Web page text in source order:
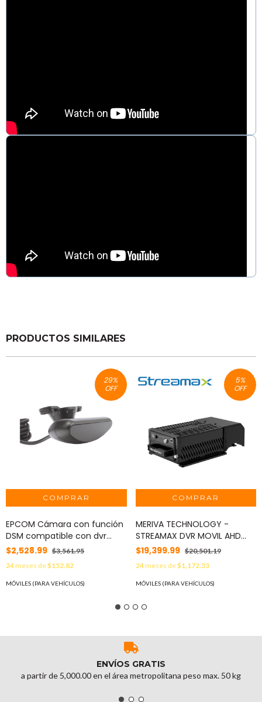
PRODUCTOS SIMILARES
29%
OFF
EPCOM Cámara con función
DSM compatible con dvr
móvil epcom, ayuda a
identificar los estados de
conducción anormal MOD:
XMRDSMSENSOR
$2,528.99 $3,561.95
24meses de$152.82
MÓVILES (PARA VEHÍCULOS)
5%
OFF
MERIVA TECHNOLOGY -
STREAMAX DVR MOVIL AHD
MERIVA STREAMAX MX3NPRO /
4CH AHD / 4CHIP / 1080P /
H.265 / MODULO GPS /
MODULO 3G-4G / MODULO
MICRO SD / G-SENSOR MOD:
$19,399.99 $20,501.19
24meses de$1,172.33
MÓVILES (PARA VEHÍCULOS)
ENVÍOS GRATIS
a partir de 5,000.00 en el área metropolitana peso max. 50 kg